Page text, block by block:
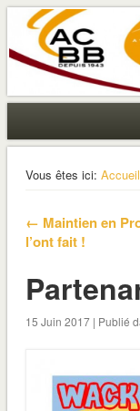
ACBB –
La section ping de
Vous êtes ici: Accueil
← Maintien en
l’ont fait !
15 Juin 2017 | Publié